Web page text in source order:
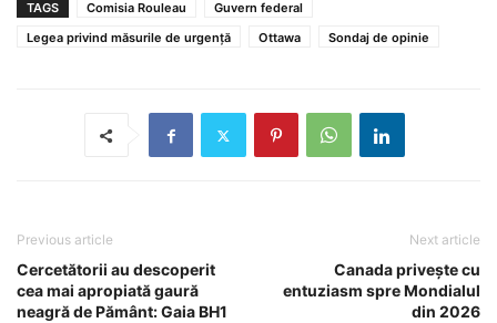
TAGS Comisia Rouleau
Guvern federal
Legea privind măsurile de urgență
Ottawa Sondaj de opinie
Previous article
Cercetătorii au descoperit
cea mai apropiată gaură
neagră de Pământ: Gaia BH1
Next article
Canada privește cu
entuziasm spre Mondialul
din 2026